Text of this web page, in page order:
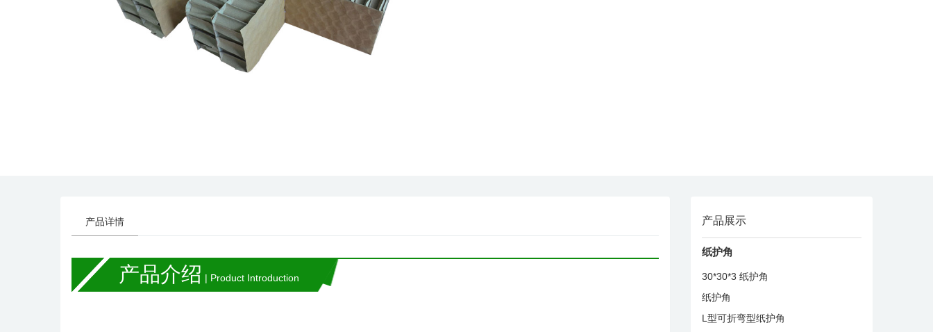
产品详情
产品介绍 | Product Introduction
产品展示
纸护角
30*30*3 纸护角
纸护角
L型可折弯型纸护角